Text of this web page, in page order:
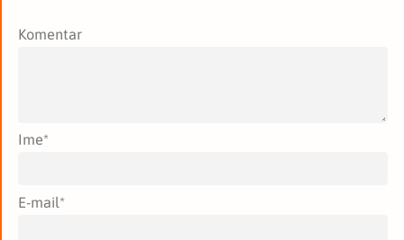
Komentar
Ime*
E-mail*